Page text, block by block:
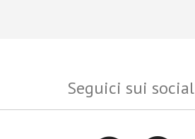
Seguici sui social